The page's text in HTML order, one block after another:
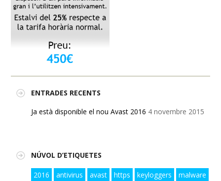
ENTRADES RECENTS
Ja està disponible el nou Avast 2016 4 novembre 2015
NÚVOL D’ETIQUETES
2016 antivirus avast https keyloggers
malware